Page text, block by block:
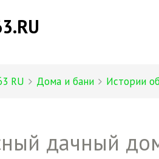
RU Дома и бани Истории
дачный